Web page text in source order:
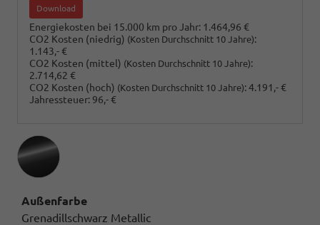
Download
Energiekosten bei 15.000 km pro Jahr: 1.464,96 €
CO2 Kosten (niedrig) (Kosten Durchschnitt 10 Jahre):
1.143,- €
CO2 Kosten (mittel) (Kosten Durchschnitt 10 Jahre):
2.714,62 €
CO2 Kosten (hoch) (Kosten Durchschnitt 10 Jahre):4.191,- €
Jahressteuer: 96,- €
Außenfarbe
Grenadillschwarz Metallic